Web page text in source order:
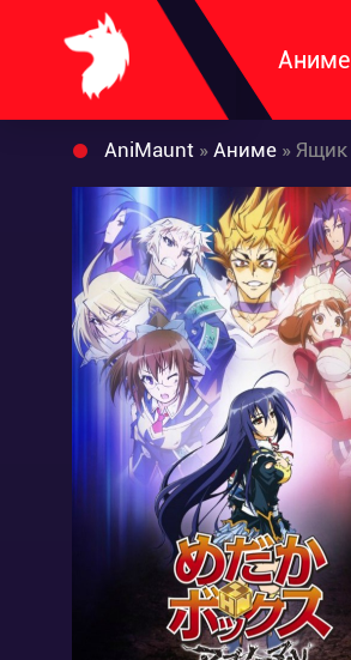
Аниме
AniMaunt » Аниме »